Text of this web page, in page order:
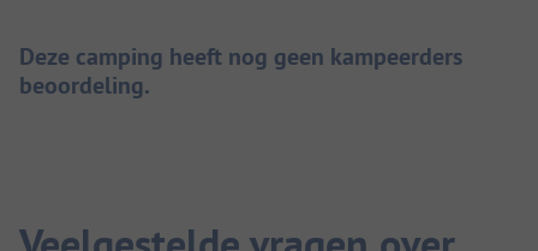
Deze camping heeft nog geen kampeerders
beoordeling.